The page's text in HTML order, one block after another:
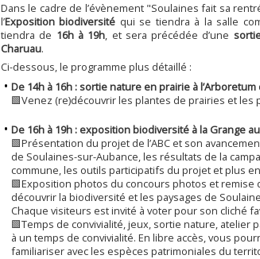
Dans le cadre de l’évènement "Soulaines fait sa
l’Exposition biodiversité qui se tiendra à la salle
tiendra de 16h à 19h, et sera précédée d’une
Charuau.
Ci-dessous, le programme plus détaillé :
De 14h à 16h : sortie nature en prairie à l’Arboretum
🟩Venez (re)découvrir les plantes de prairies et les
De 16h à 19h : exposition biodiversité à la Grange
🟩Présentation du projet de l’ABC et son
de Soulaines-sur-Aubance, les résultats de la
commune, les outils participatifs du projet et plus
🟩Exposition photos du concours photos et remise
découvrir la biodiversité et les paysages de
Chaque visiteurs est invité à voter pour son cliché
🟩Temps de convivialité, jeux, sortie nature, atelier
à un temps de convivialité. En libre accès, vous
familiariser avec les espèces patrimoniales du